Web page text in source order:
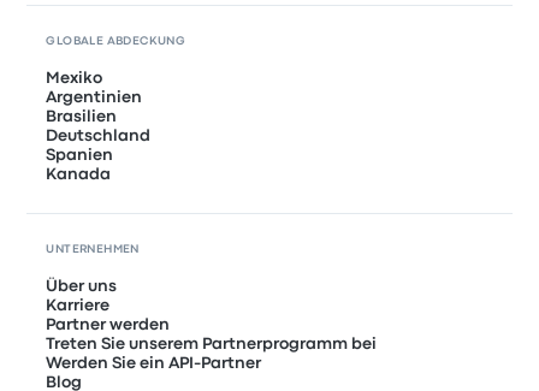
GLOBALE ABDECKUNG
Mexiko
Argentinien
Brasilien
Deutschland
Spanien
Kanada
UNTERNEHMEN
Über uns
Karriere
Partner werden
Treten Sie unserem Partnerprogramm bei
Werden Sie ein API-Partner
Blog